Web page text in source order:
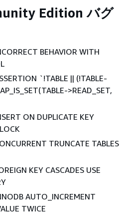
Edition バグ
BEHAVIOR WITH
`!TABLE || (!TABLE-
>READ_SET,
ON DUPLICATE KEY
TRUNCATE TABLES
KEY CASCADES USE
AUTO_INCREMENT
TWICE